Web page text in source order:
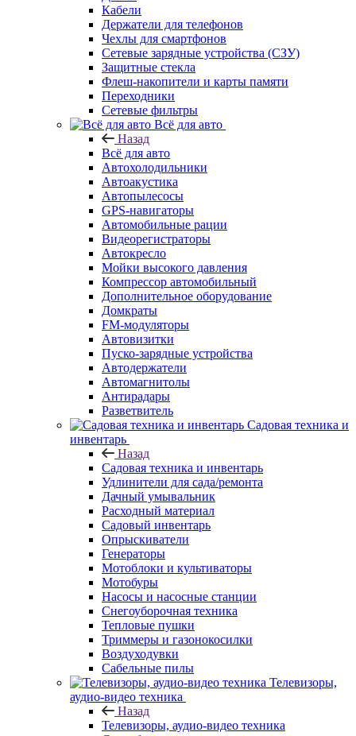
Кабели
Держатели для телефонов
Чехлы для смартфонов
Сетевые зарядные устройства (СЗУ)
Защитные стекла
Флеш-накопители и карты памяти
Переходники
Сетевые фильтры
Всё для авто
Назад
Всё для авто
Автохолодильники
Автоакустика
Автопылесосы
GPS-навигаторы
Автомобильные рации
Видеорегистраторы
Автокресло
Мойки высокого давления
Компрессор автомобильный
Дополнительное оборудование
Домкраты
FM-модуляторы
Автовизитки
Пуско-зарядные устройства
Автодержатели
Автомагнитолы
Антирадары
Разветвитель
Садовая техника и
инвентарь
Назад
Садовая техника и инвентарь
Удлинители для сада/ремонта
Дачный умывальник
Расходный материал
Садовый инвентарь
Опрыскиватели
Генераторы
Мотоблоки и культиваторы
Мотобуры
Насосы и насосные станции
Снегоуборочная техника
Тепловые пушки
Триммеры и газонокосилки
Воздуходувки
Сабельные пилы
Телевизоры,
аудио-видео техника
Назад
Телевизоры, аудио-видео техника